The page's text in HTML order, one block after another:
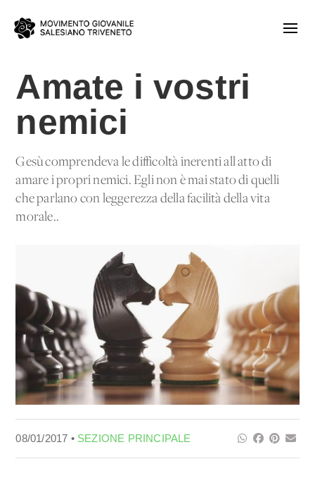
Amate i vostri
nemici
Gesù comprendeva le difficoltà inerenti all'atto di
amare i propri nemici. Egli non è mai stato di quelli
che parlano con leggerezza della facilità della vita
morale..
08/01/2017 • SEZIONE PRINCIPALE